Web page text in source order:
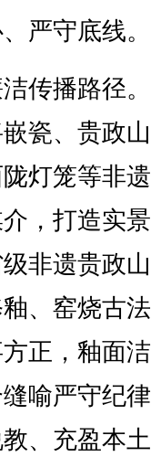
严守底线。
传播路径
瓷、贵政
灯笼等非
，打造实
非遗贵政
、窑烧古
正，釉面
喻严守纪
、充盈本